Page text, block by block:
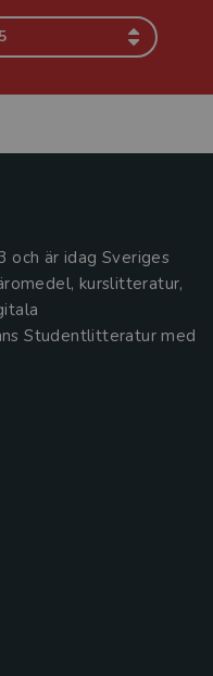
är idag Sveriges
kurslitteratur,
Studentlitteratur med